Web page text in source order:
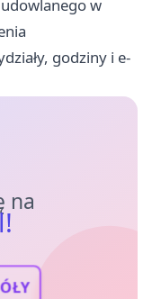
w
godziny i e-
na